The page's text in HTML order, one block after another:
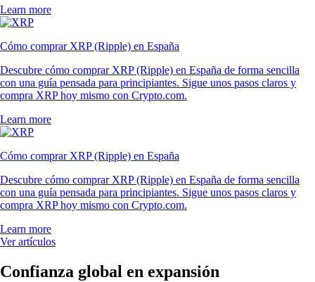
Learn more
Cómo comprar XRP (Ripple) en España
Descubre cómo comprar XRP (Ripple) en España de forma sencilla
con una guía pensada para principiantes. Sigue unos pasos claros y
compra XRP hoy mismo con Crypto.com.
Learn more
Cómo comprar XRP (Ripple) en España
Descubre cómo comprar XRP (Ripple) en España de forma sencilla
con una guía pensada para principiantes. Sigue unos pasos claros y
compra XRP hoy mismo con Crypto.com.
Learn more
Ver artículos
Confianza global en expansión